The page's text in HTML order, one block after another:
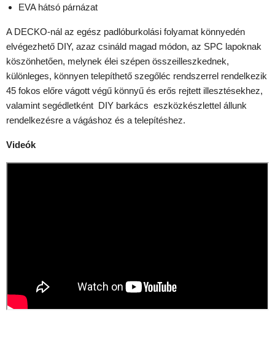
EVA hátsó párnázat
A DECKO-nál az egész padlóburkolási folyamat könnyedén
elvégezhető DIY, azaz csináld magad módon, az SPC lapoknak
köszönhetően, melynek élei szépen összeilleszkednek,
különleges, könnyen telepíthető szegőléc rendszerrel rendelkezik
45 fokos előre vágott végű könnyű és erős rejtett illesztésekhez,
valamint segédletként DIY barkács eszközkészlettel állunk
rendelkezésre a vágáshoz és a telepítéshez.
Videók